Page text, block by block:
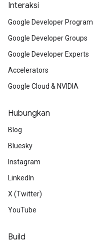
Interaksi
Google Developer Program
Google Developer Groups
Google Developer Experts
Accelerators
Google Cloud & NVIDIA
Hubungkan
Blog
Bluesky
Instagram
LinkedIn
X (Twitter)
YouTube
Build